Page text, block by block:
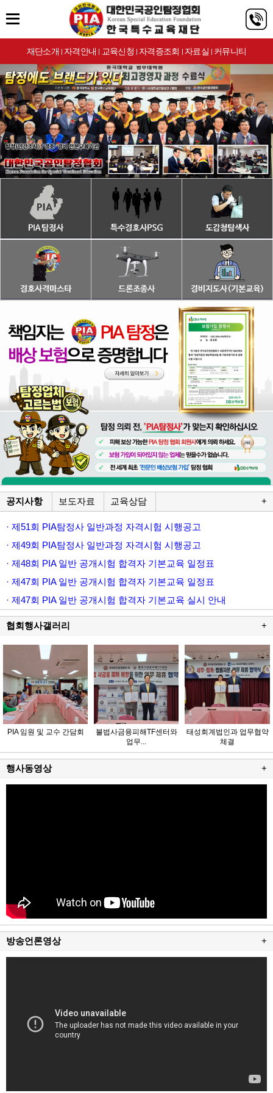
재단소개 | 자격안내 | 교육신청 | 자격증조회 | 자료실 | 커뮤니티
공지사항 보도자료 교육상담 +
· 제51회 PIA탐정사 일반과정 자격시험 시행공고
· 제49회 PIA탐정사 일반과정 자격시험 시행공고
· 제48회 PIA 일반 공개시험 합격자 기본교육 일정표
· 제47회 PIA 일반 공개시험 합격자 기본교육 일정표
· 제47회 PIA 일반 공개시험 합격자 기본교육 실시 안내
협회행사갤러리 +
PIA 임원 및 교수 간담회
불법사금융피해TF센터와
업무...
태성회계법인과 업무협약
체결
행사동영상 +
방송언론영상 +